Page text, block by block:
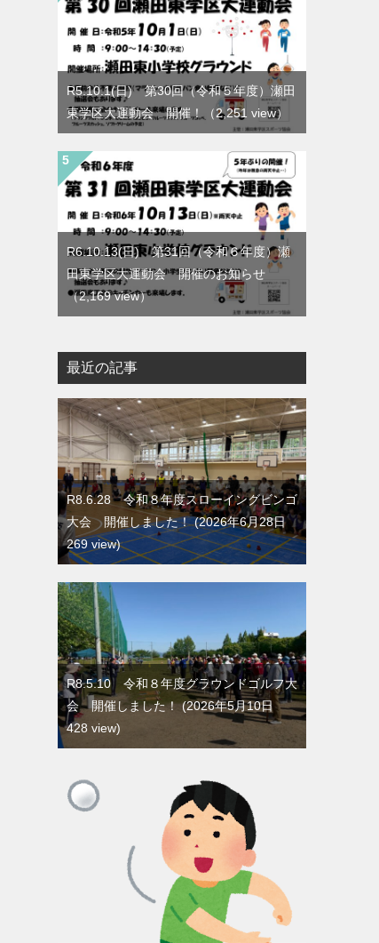
R5.10.1(日) 第30回（令和５年度）瀬田
東学区大運動会 開催！
（2,251 view）
R6.10.13(日) 第31回（令和６年度）瀬
田東学区大運動会 開催のお知らせ
（2,169 view）
最近の記事
R8.6.28 令和８年度スローイングビンゴ
大会 開催しました！ 2026年6月28日
269 view
R8.5.10 令和８年度グラウンドゴルフ大
会 開催しました！ 2026年5月10日
428 view